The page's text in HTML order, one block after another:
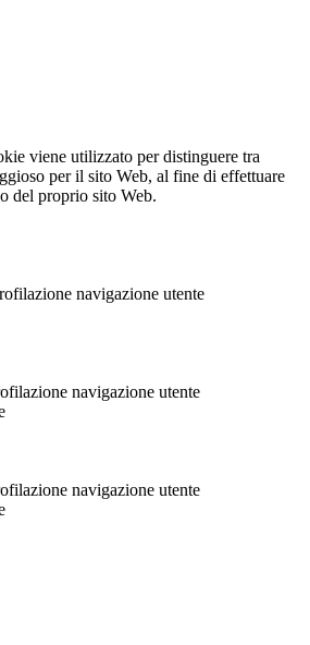
viene utilizzato per distinguere tra
per il sito Web, al fine di effettuare
del proprio sito Web.
navigazione utente
navigazione utente
navigazione utente